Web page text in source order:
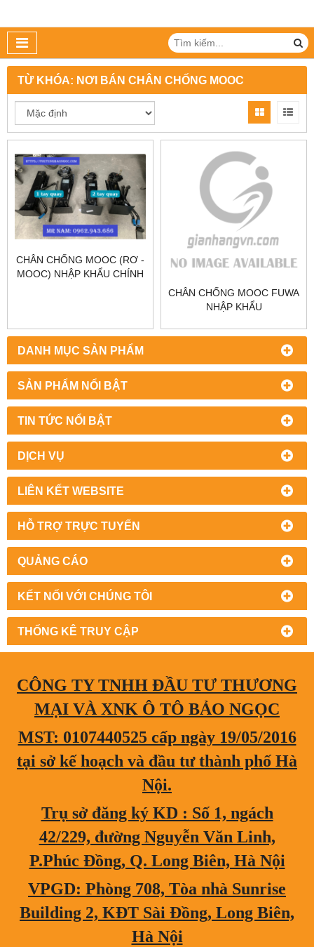
DANH MỤC SẢN PHẨM
SẢN PHẨM NỔI BẬT
TIN TỨC NỔI BẬT
DỊCH VỤ
LIÊN KẾT WEBSITE
HỖ TRỢ TRỰC TUYẾN
QUẢNG CÁO
KẾT NỐI VỚI CHÚNG TÔI
THỐNG KÊ TRUY CẬP
TỪ KHÓA: NƠI BÁN CHÂN CHỐNG MOOC
CHÂN CHỐNG MOOC (RƠ -
MOOC) NHẬP KHẨU CHÍNH
CHÂN CHỐNG MOOC FUWA
NHẬP KHẨU
CÔNG TY TNHH ĐẦU TƯ THƯƠNG
MẠI VÀ XNK Ô TÔ BẢO NGỌC
MST: 0107440525 cấp ngày 19/05/2016
tại sở kế hoạch và đầu tư thành phố Hà
Nội.
Trụ sở đăng ký KD : Số 1, ngách
42/229, đường Nguyễn Văn Linh,
P.Phúc Đồng, Q. Long Biên, Hà Nội
VPGD: Phòng 708, Tòa nhà Sunrise
Building 2, KĐT Sài Đồng, Long Biên,
Hà Nội